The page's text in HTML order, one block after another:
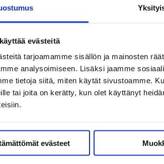
evästeitä
tarjoamamme sisällön ja mainosten
analysoimiseen. Lisäksi jaamme
tietoja siitä, miten käytät sivustoamme.
tai joita on kerätty, kun olet käyttänyt
evästeet
-keskustelutilaisuus
ihmiskuntaan jo aikojen alusta. Olemmeko
jälkeen siirrymme puheista
Suomen Mielenterveys ry, apulaisprofessori,
KULTA ry, toimitusjohtaja Taina
17.45–18.15